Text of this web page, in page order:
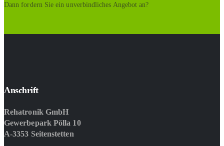
Dann fordern Sie ein unverbindliches Angebot an?
Anschrift
Rehatronik GmbH
Gewerbepark Pölla 10
A-3353 Seitenstetten